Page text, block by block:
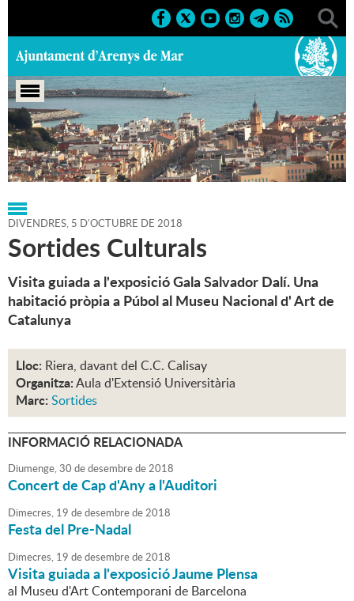
Portada > Agenda > 05-10-2018 > Marcs > 2018 > Sortides
DIVENDRES, 5 D'OCTUBRE DE 2018
Sortides Culturals
Visita guiada a l'exposició Gala Salvador Dalí. Una
habitació pròpia a Púbol al Museu Nacional d' Art de
Catalunya
Lloc: Riera, davant del C.C. Calisay
Organitza:Aula d'Extensió Universitària
Marc: Sortides
INFORMACIÓ RELACIONADA
Diumenge,30 dedesembrede2018
Concert de Cap d'Any a l'Auditori
Dimecres, 19 dedesembrede2018
Festa del Pre-Nadal
Dimecres, 19 dedesembrede2018
Visita guiada a l'exposició Jaume Plensa
al Museu d'Art Contemporani de Barcelona